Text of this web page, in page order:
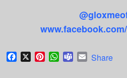
Facebook
X PinterestWhatsApp
TeamsEmail
Share